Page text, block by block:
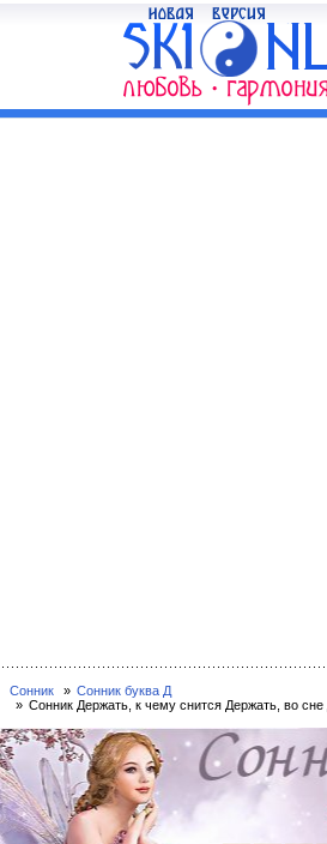
Сонник
Сонник буква Д
Сонник Держать, к чему снится Держать, во сне